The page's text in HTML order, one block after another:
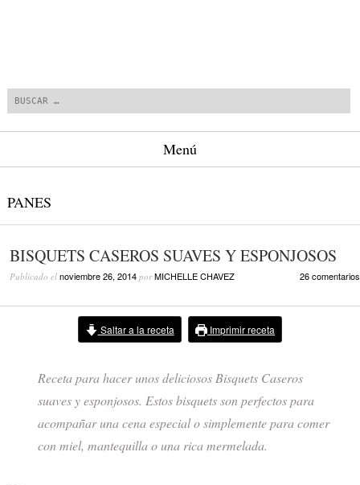
Menú
PANES
BISQUETS CASEROS SUAVES Y ESPONJOSOS
Publicado el noviembre 26, 2014 porMICHELLE CHAVEZ 26 comentarios
Saltar a la receta Imprimir receta
Receta para hacer unos deliciosos Bisquets Caseros
suaves y esponjosos. Estos bisquets son perfectos para
acompañar una cena especial o simplemente para comer
con miel, mantequilla o una rica mermelada.